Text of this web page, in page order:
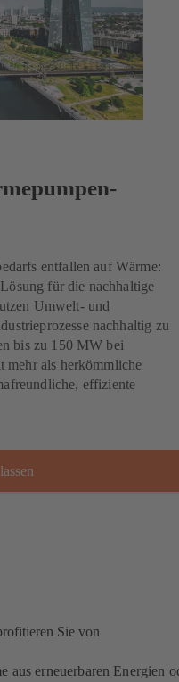
entfallen auf Wärme:
für die nachhaltige
Umwelt- und
nachhaltig zu
bis zu 150 MW bei
mehr als herkömmliche
effiziente
Sie von
aus erneuerbaren Energien